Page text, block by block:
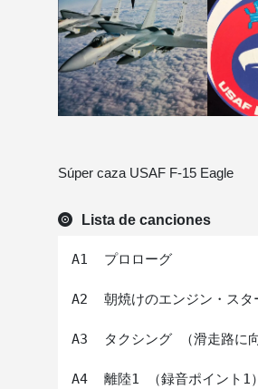
Súper caza USAF F-15 Eagle
Lista de canciones
A1  プロローグ
A2  朝焼けのエンジン・スタ
A3  タクシング （滑走路に向
A4  離陸1 （録音ポイント1）